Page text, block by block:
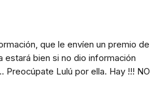
que le envíen un premio de
estará bien si no dio información
Lulú por ella. Hay !!! NO